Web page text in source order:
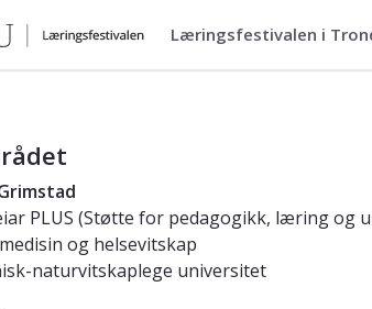
Læringsfestivalen i
PLUS (Støtte for pedagogikk, læring og
og helsevitskap
naturvitskaplege universitet